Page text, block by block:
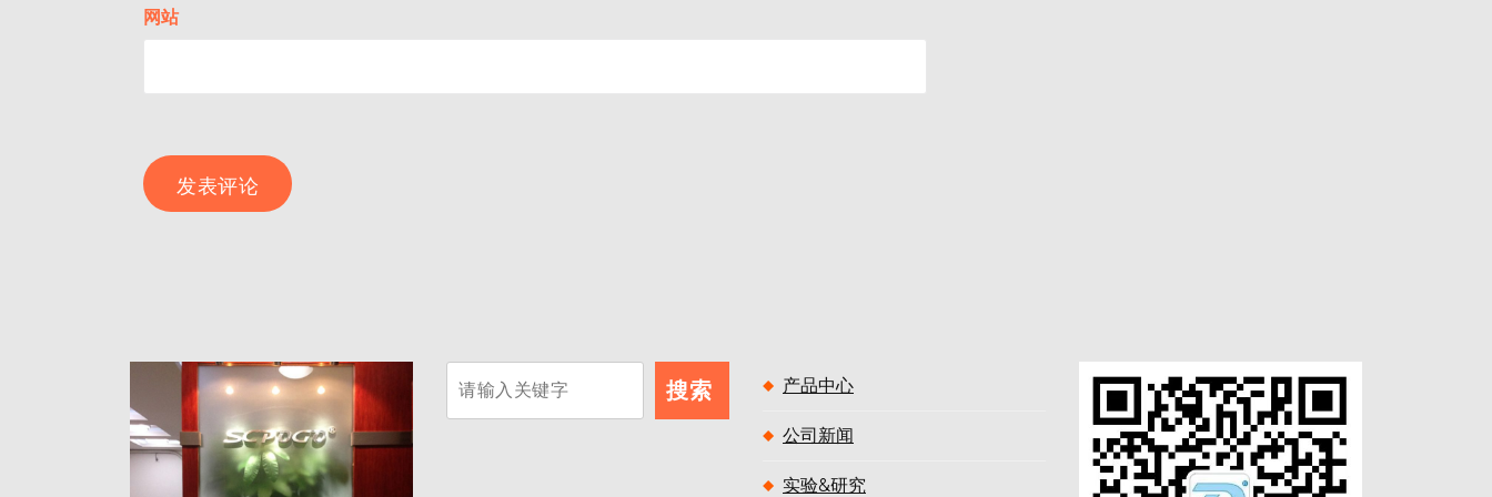
网站
搜索 产品中心
公司新闻
实验&研究